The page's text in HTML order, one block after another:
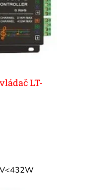
LT-